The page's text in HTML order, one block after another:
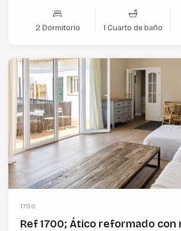
2 Dormitorio 1 Cuarto de baño
1700
Ref 1700; Ático reformado con